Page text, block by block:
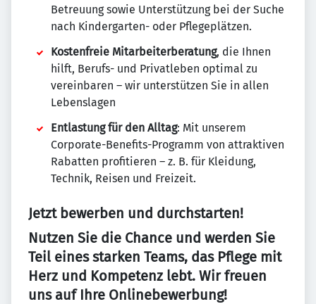
Betreuung sowie Unterstützung bei der Suche
nach Kindergarten- oder Pflegeplätzen.
Kostenfreie Mitarbeiterberatung, die Ihnen
hilft, Berufs- und Privatleben optimal zu
vereinbaren – wir unterstützen Sie in allen
Lebenslagen
Entlastung für den Alltag: Mit unserem
Corporate-Benefits-Programm von attraktiven
Rabatten profitieren – z. B. für Kleidung,
Technik, Reisen und Freizeit.
Jetzt bewerben und durchstarten!
Nutzen Sie die Chance und werden Sie
Teil eines starken Teams, das Pflege mit
Herz und Kompetenz lebt. Wir freuen
uns auf Ihre Onlinebewerbung!